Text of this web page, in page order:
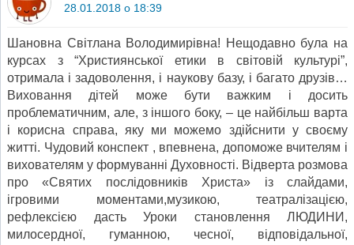
28.01.2018 о 18:39
Шановна Світлана Володимирівна! Нещодавно була на
курсах з “Християнської етики в світовій культурі”,
отримала і задоволення, і наукову базу, і багато друзів…
Виховання дітей може бути важким і досить
проблематичним, але, з іншого боку, – це найбільш варта
і корисна справа, яку ми можемо здійснити у своєму
житті. Чудовий конспект , впевнена, допоможе вчителям і
вихователям у формуванні Духовності. Відверта розмова
про «Святих послідовників Христа» із слайдами,
ігровими моментами,музикою, театралізацією,
рефлексією дасть Уроки становлення ЛЮДИНИ,
милосердної, гуманною, чесної, відповідальної,